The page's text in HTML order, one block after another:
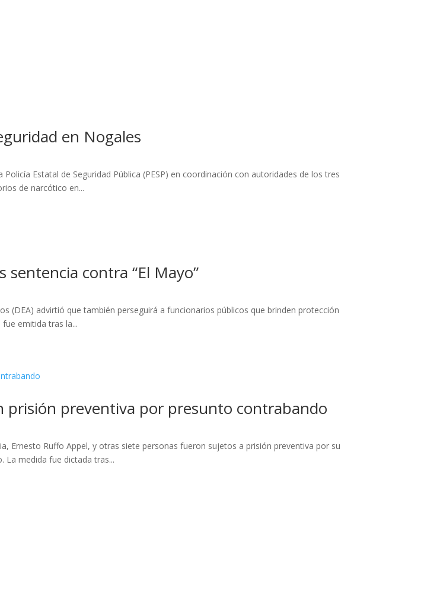
en Nogales
Estatal de Seguridad Pública (PESP) en coordinación con autoridades de los tres
de narcótico en...
contra “El Mayo”
(DEA) advirtió que también perseguirá a funcionarios públicos que brinden protección
emitida tras la...
prisión preventiva por presunto contrabando
Ernesto Ruffo Appel, y otras siete personas fueron sujetos a prisión preventiva por su
La medida fue dictada tras...